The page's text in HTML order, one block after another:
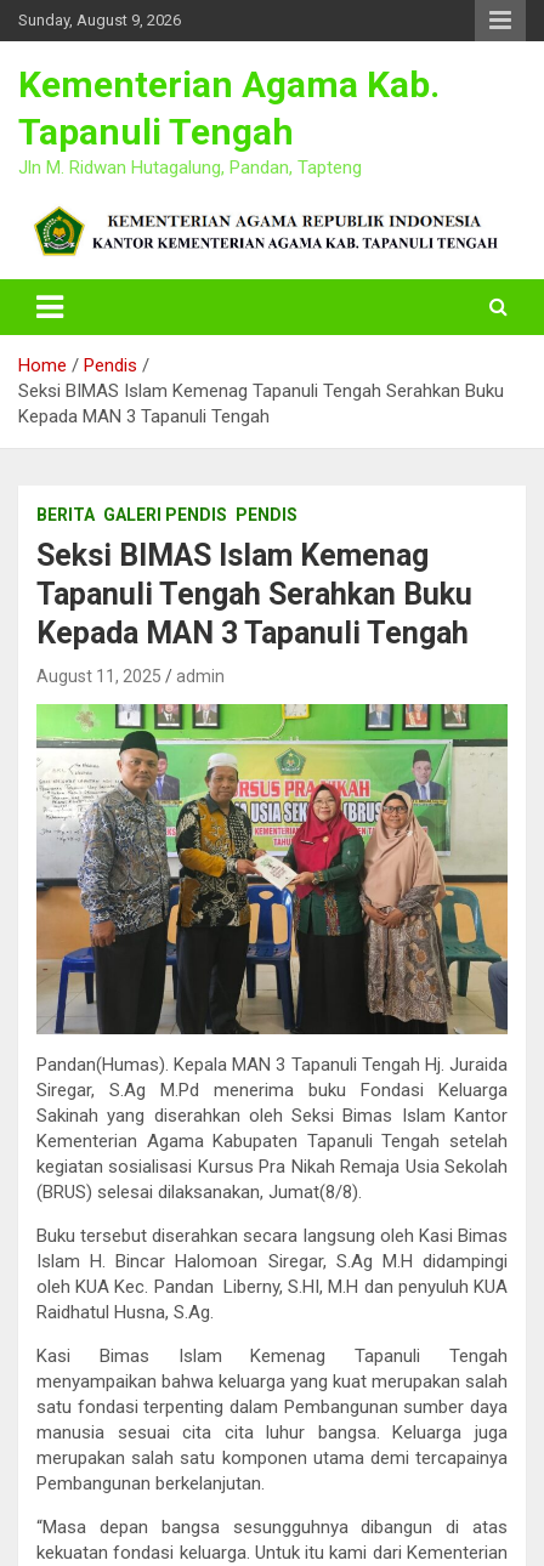
Skip
to
Sunday, August 9, 2026
Kementerian Agama Kab.
Tapanuli Tengah
Jln M. Ridwan Hutagalung, Pandan, Tapteng
Home
Pendis
Seksi BIMAS Islam Kemenag Tapanuli Tengah Serahkan Buku
Kepada MAN 3 Tapanuli Tengah
BERITA GALERI PENDIS PENDIS
Seksi BIMAS Islam Kemenag
Tapanuli Tengah Serahkan Buku
Kepada MAN 3 Tapanuli Tengah
August 11, 2025 admin
Pandan(Humas). Kepala MAN 3 Tapanuli Tengah Hj. Juraida
Siregar, S.Ag M.Pd menerima buku Fondasi Keluarga
Sakinah yang diserahkan oleh Seksi Bimas Islam Kantor
Kementerian Agama Kabupaten Tapanuli Tengah setelah
kegiatan sosialisasi Kursus Pra Nikah Remaja Usia Sekolah
(BRUS) selesai dilaksanakan, Jumat(8/8).
Buku tersebut diserahkan secara langsung oleh Kasi Bimas
Islam H. Bincar Halomoan Siregar, S.Ag M.H didampingi
oleh KUA Kec. Pandan Liberny, S.HI, M.H dan penyuluh KUA
Raidhatul Husna, S.Ag.
Kasi Bimas Islam Kemenag Tapanuli Tengah
menyampaikan bahwa keluarga yang kuat merupakan salah
satu fondasi terpenting dalam Pembangunan sumber daya
manusia sesuai cita cita luhur bangsa. Keluarga juga
merupakan salah satu komponen utama demi tercapainya
Pembangunan berkelanjutan.
“Masa depan bangsa sesungguhnya dibangun di atas
kekuatan fondasi keluarga. Untuk itu kami dari Kementerian